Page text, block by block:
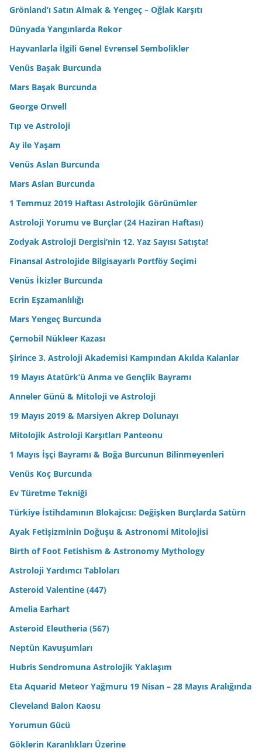
Grönland’ı Satın Almak & Yengeç – Oğlak Karşıtı
Dünyada Yangınlarda Rekor
Hayvanlarla İlgili Genel Evrensel Sembolikler
Venüs Başak Burcunda
Mars Başak Burcunda
George Orwell
Tıp ve Astroloji
Ay ile Yaşam
Venüs Aslan Burcunda
Mars Aslan Burcunda
1 Temmuz 2019 Haftası Astrolojik Görünümler
Astroloji Yorumu ve Burçlar (24 Haziran Haftası)
Zodyak Astroloji Dergisi’nin 12. Yaz Sayısı Satışta!
Finansal Astrolojide Bilgisayarlı Portföy Seçimi
Venüs İkizler Burcunda
Ecrin Eşzamanlılığı
Mars Yengeç Burcunda
Çernobil Nükleer Kazası
Şirince 3. Astroloji Akademisi Kampından Akılda Kalanlar
19 Mayıs Atatürk’ü Anma ve Gençlik Bayramı
Anneler Günü & Mitoloji ve Astroloji
19 Mayıs 2019 & Marsiyen Akrep Dolunayı
Mitolojik Astroloji Karşıtları Panteonu
1 Mayıs İşçi Bayramı & Boğa Burcunun Bilinmeyenleri
Venüs Koç Burcunda
Ev Türetme Tekniği
Türkiye İstihdamının Blokajcısı: Değişken Burçlarda Satürn
Ayak Fetişizminin Doğuşu & Astronomi Mitolojisi
Birth of Foot Fetishism & Astronomy Mythology
Astroloji Yardımcı Tabloları
Asteroid Valentine (447)
Amelia Earhart
Asteroid Eleutheria (567)
Neptün Kavuşumları
Hubris Sendromuna Astrolojik Yaklaşım
Eta Aquarid Meteor Yağmuru 19 Nisan – 28 Mayıs Aralığında
Cleveland Balon Kaosu
Yorumun Gücü
Göklerin Karanlıkları Üzerine